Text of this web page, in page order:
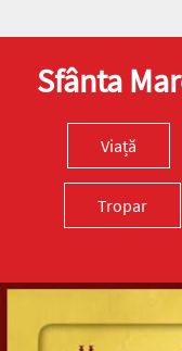
Sfânta
Viață
Tropar